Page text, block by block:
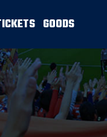
GOODS